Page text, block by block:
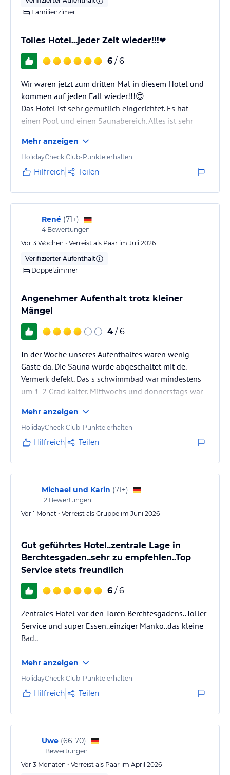
Familienzimer
Tolles Hotel...jeder Zeit wieder!!!❤️
6 / 6
Wir waren jetzt zum dritten Mal in diesem Hotel und
kommen auf jeden Fall wieder!!!😍
Das Hotel ist sehr gemütlich eingerichtet. Es hat
einen Pool und einen Saunabereich. Alles ist sehr
Wir hatten ein Familienzimmer mit Bergblick. Für drei
Personen war genug Platz da. Das Badezimmer war
sehr groß. Zimmer wie Badezimmer waren sehr
Mehr anzeigen
HolidayCheck Club-Punkte erhalten
Hilfreich Teilen
René (71+)
4 Bewertungen
Vor 3 Wochen • Verreist als Paar im Juli 2026
Verifizierter Aufenthalt
Doppelzimmer
Angenehmer Aufenthalt trotz kleiner
Mängel
4 / 6
In der Woche unseres Aufenthaltes waren wenig
Gäste da. Die Sauna wurde abgeschaltet mit de.
Vermerk defekt. Das s schwimmbad war mindestens
um 1-2 Grad kälter. Mittwochs und donnerstags war
Es gab keine Zahnputzbecher, keinen Kühlschrank,
keinen ganzkörperspiegel nur im Aufzug..
Trotzdem würde ich wieder dort absteigen , weil mir
Trotzdem würde ich wieder dort a besteigen, weil mir
das Schwimmbad und die Sauna wichtiger sind als
das Essen. Berchtesgaden ist …
Mehr anzeigen
HolidayCheck Club-Punkte erhalten
Hilfreich Teilen
Michael und Karin (71+)
12 Bewertungen
Vor 1 Monat • Verreist als Gruppe im Juni 2026
Gut geführtes Hotel..zentrale Lage in
Berchtesgaden..sehr zu empfehlen..Top
Service stets freundlich
6 / 6
Zentrales Hotel vor den Toren Berchtesgadens..Toller
Service und super Essen..einziger Manko..das kleine
Bad..
Mehr anzeigen
HolidayCheck Club-Punkte erhalten
Hilfreich Teilen
Uwe (66-70)
1 Bewertungen
Vor 3 Monaten • Verreist als Paar im April 2026